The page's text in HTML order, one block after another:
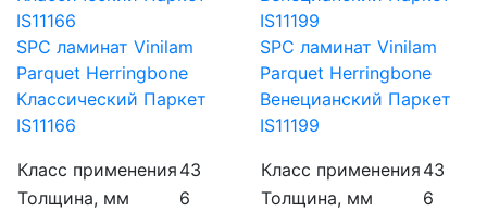
SPC ламинат Vinilam
Parquet Herringbone
Классический Паркет
IS11166
Класс применения 43
Толщина, мм
6
SPC ламинат Vinilam
Parquet Herringbone
Венецианский Паркет
IS11199
Класс применения 43
Толщина, мм
6